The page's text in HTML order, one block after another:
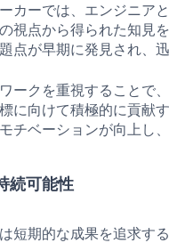
カーでは、エンジニア
視点から得られた知見
点が早期に発見され、
ークを重視することで
に向けて積極的に貢献
チベーションが向上し
続可能性
短期的な成果を追求す